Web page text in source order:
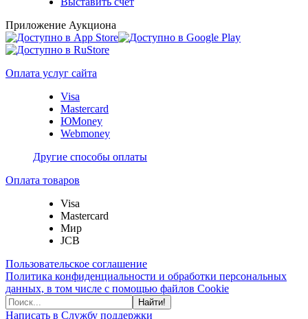
Приложение Аукциона
Оплата услуг сайта
Visa
Mastercard
ЮMoney
Webmoney
Другие способы оплаты
Оплата товаров
Visa
Mastercard
Мир
JCB
Пользовательское соглашение
Политика конфиденциальности и обработки персональных
данных, в том числе с помощью файлов Cookie
Найти!
Написать в Службу поддержки